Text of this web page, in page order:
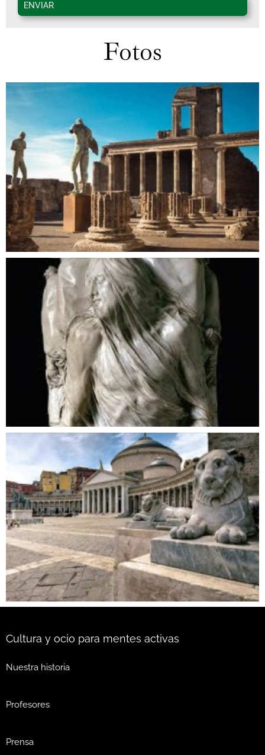
ENVIAR
Fotos
Cultura y ocio para mentes activas
Nuestra historia
Profesores
Prensa